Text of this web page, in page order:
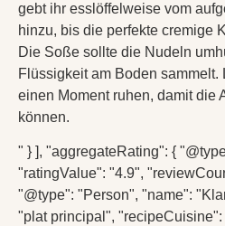
gebt ihr esslöffelweise vom
hinzu, bis die perfekte cremige
Die Soße sollte die Nudeln
Flüssigkeit am Boden sammelt.
einen Moment ruhen, damit die
können.
" } ], "aggregateRating": {
"ratingValue": "4.9",
"@type": "Person", "name":
"plat principal",